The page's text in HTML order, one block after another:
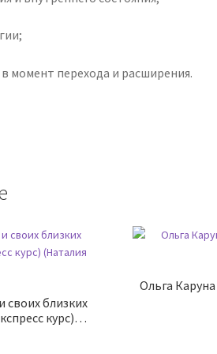
в момент перехода и расширения.
своих близких
курс)
Ольга